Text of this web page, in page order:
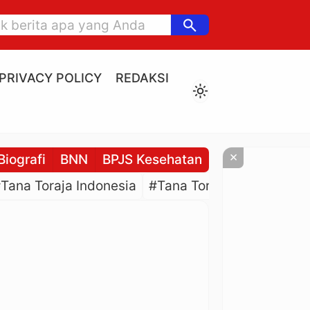
search
PRIVACY POLICY
REDAKSI
light_mode
BNN BPJS Kesehatan BPJS
Toraja Indonesia #Tana Toraja Culture
×